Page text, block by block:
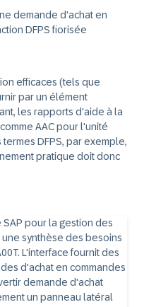
demande d'achat en
DFPS fiorisée
efficaces (tels que
par un élément
les rapports d'aide à la
AAC pour l'unité
DFPS, par exemple,
pratique doit donc